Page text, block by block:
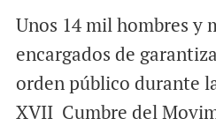
l
b
k
s
p
p
Unos 14 mil hombres y
encargados de
orden público durante
XVII Cumbre del